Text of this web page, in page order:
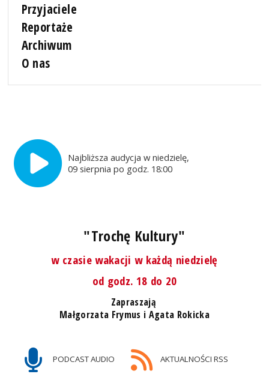
Przyjaciele
Reportaże
Archiwum
O nas
Najbliższa audycja w niedzielę,
09 sierpnia po godz. 18:00
"Trochę Kultury"
w czasie wakacji w każdą niedzielę
od godz. 18 do 20
Zapraszają
Małgorzata Frymus i Agata Rokicka
PODCAST AUDIO AKTUALNOŚCI RSS